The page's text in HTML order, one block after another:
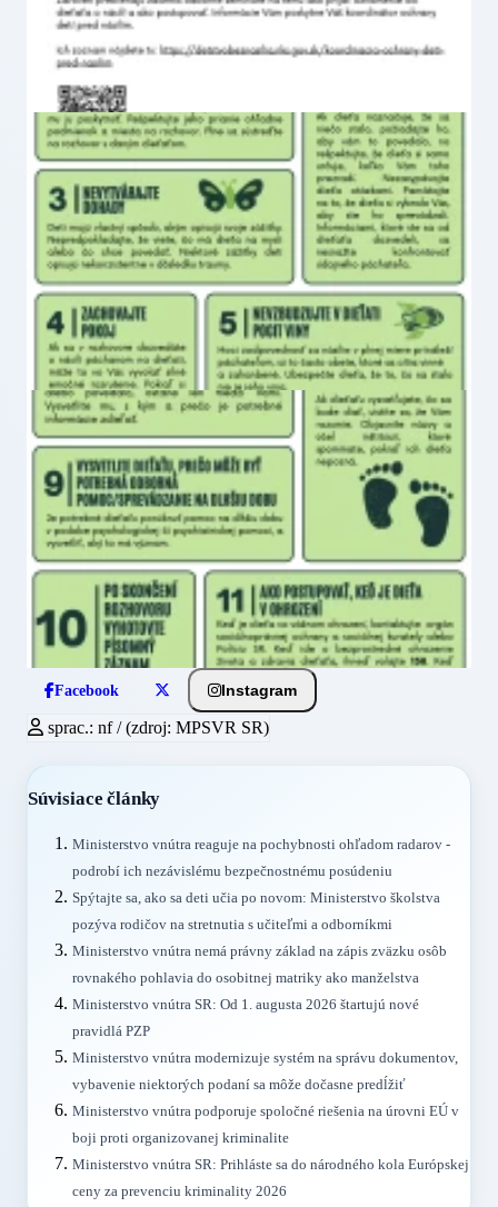
Facebook Instagram
sprac.: nf / (zdroj: MPSVR SR)
Súvisiace články
Ministerstvo vnútra reaguje na pochybnosti ohľadom radarov -
podrobí ich nezávislému bezpečnostnému posúdeniu
Spýtajte sa, ako sa deti učia po novom: Ministerstvo školstva
pozýva rodičov na stretnutia s učiteľmi a odborníkmi
Ministerstvo vnútra nemá právny základ na zápis zväzku osôb
rovnakého pohlavia do osobitnej matriky ako manželstva
Ministerstvo vnútra SR: Od 1. augusta 2026 štartujú nové
pravidlá PZP
Ministerstvo vnútra modernizuje systém na správu dokumentov,
vybavenie niektorých podaní sa môže dočasne predĺžiť
Ministerstvo vnútra podporuje spoločné riešenia na úrovni EÚ v
boji proti organizovanej kriminalite
Ministerstvo vnútra SR: Prihláste sa do národného kola Európskej
ceny za prevenciu kriminality 2026